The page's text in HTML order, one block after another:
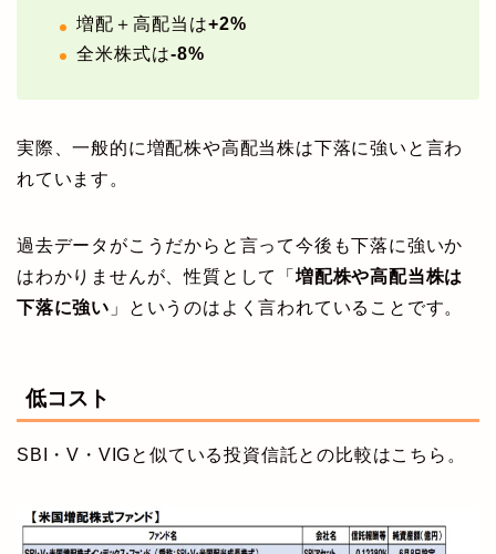
増配＋高配当は+2%
全米株式は-8%
実際、一般的に増配株や高配当株は下落に強いと言わ
れています。
過去データがこうだからと言って今後も下落に強いか
はわかりませんが、性質として「増配株や高配当株は
下落に強い 」というのはよく言われていることです。
低コスト
SBI・V・VIGと似ている投資信託との比較はこちら。